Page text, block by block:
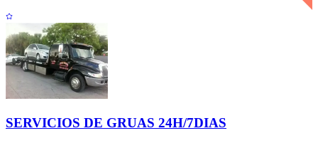
SERVICIOS DE GRUAS 24H/7DIAS